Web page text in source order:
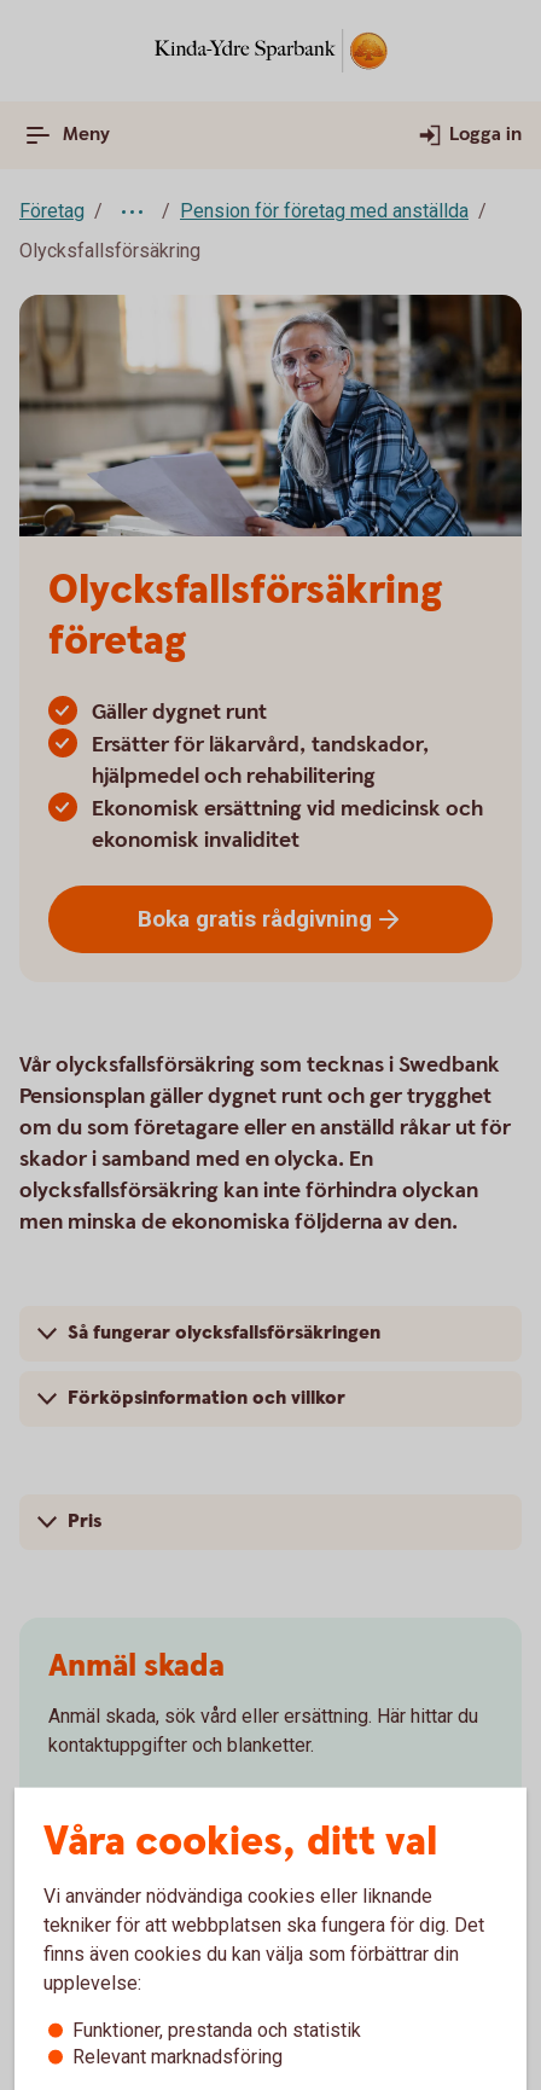
Meny Logga in
Företag
Pension för företag med anställda
Olycksfallsförsäkring
Olycksfallsförsäkring
företag
Gäller dygnet runt
Ersätter för läkarvård, tandskador,
hjälpmedel och rehabilitering
Ekonomisk ersättning vid medicinsk och
ekonomisk invaliditet
Boka gratis rådgivning
Vår olycksfallsförsäkring som tecknas i Swedbank
Pensionsplan gäller dygnet runt och ger trygghet
om du som företagare eller en anställd råkar ut för
skador i samband med en olycka. En
olycksfallsförsäkring kan inte förhindra olyckan
men minska de ekonomiska följderna av den.
Så fungerar olycksfallsförsäkringen
Förköpsinformation och villkor
Pris
Anmäl skada
Anmäl skada, sök vård eller ersättning. Här hittar du
kontaktuppgifter och blanketter.
Försäkringsgivare
Tre Kronor Försäkring AB
Våra cookies, ditt val
Vi använder nödvändiga cookies eller liknande
tekniker för att webbplatsen ska fungera för dig. Det
finns även cookies du kan välja som förbättrar din
upplevelse:
Funktioner, prestanda och statistik
Relevant marknadsföring